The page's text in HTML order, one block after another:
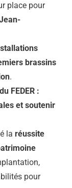
place pour
brassins
.
FEDER :
et soutenir
la réussite
pour